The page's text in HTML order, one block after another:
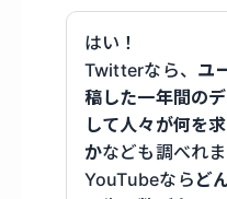
はい！
Twitterなら、 ユ
稿した一年間の
して人々が何を
かなども調べれま
YouTubeなら ど